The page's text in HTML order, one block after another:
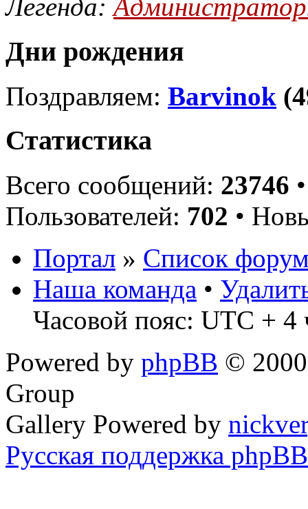
Легенда:
Дни рождения
Поздравляем: Barvinok
Статистика
Всего сообщений: 23746
Пользователей: 702 •
Портал » Список
Наша команда •
Часовой пояс: UTC + 4
Powered by phpBB ©
Group
Gallery Powered by
Русская поддержка phpBB